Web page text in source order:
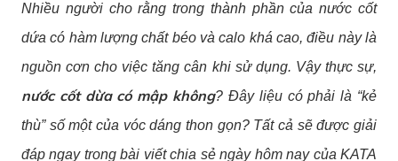
Nhiều người cho rằng trong thành phần của nước cốt
dứa có hàm lượng chất béo và calo khá cao, điều này là
nguồn cơn cho việc tăng cân khi sử dụng. Vậy thực sự,
nước cốt dừa có mập không? Đây liệu có phải là “kẻ
thù” số một của vóc dáng thon gọn? Tất cả sẽ được giải
đáp ngay trong bài viết chia sẻ ngày hôm nay của KATA